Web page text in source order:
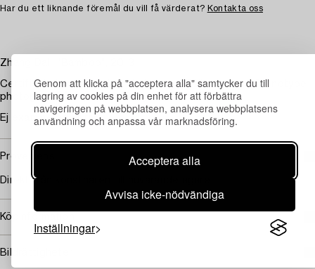
Genom att klicka på "acceptera alla" samtycker du till
lagring av cookies på din enhet för att förbättra
navigeringen på webbplatsen, analysera webbplatsens
användning och anpassa vår marknadsföring.
Acceptera alla
Avvisa icke-nödvändiga
Inställningar
Har du ett liknande föremål du vill få värderat? Kontakta oss
Zhang Dali, "Bamboo", 2013
Certifikat signerat av konstnären medföljer verket. Cyanotype
photogram på rispapper. Bildyta 132,5 x 65,5 cm.
Ej examinerad ur ram.
Proveniens
Direkt från konstnären till nuvarande ägare.
Köpinformation
Bildrättigheter